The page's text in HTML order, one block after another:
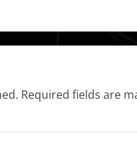
Required fields are